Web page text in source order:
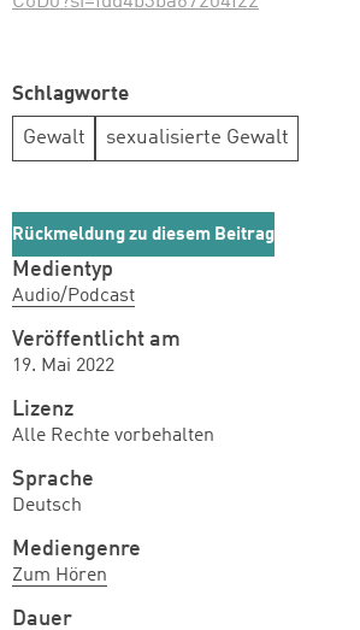
Schlagworte
Gewalt sexualisierte Gewalt
Rückmeldung zu diesem Beitrag
Medientyp
Audio/Podcast
Veröffentlicht am
19. Mai 2022
Lizenz
Alle Rechte vorbehalten
Sprache
Deutsch
Mediengenre
Zum Hören
Dauer